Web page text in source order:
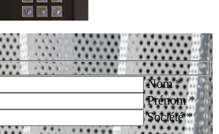
Nom *
Prénom *
Société *